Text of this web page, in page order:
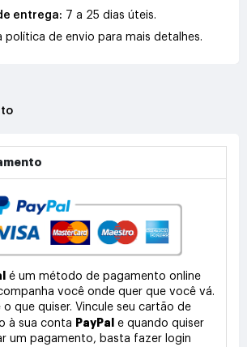
entrega: 7 a 25 dias úteis.
política de envio para mais detalhes.
é um método de pagamento online
você onde quer que você vá.
o que quiser. Vincule seu cartão de
à sua conta PayPal
e quando quiser
um pagamento, basta fazer login